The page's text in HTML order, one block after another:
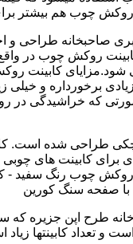
چوب هم بیشتر
صاحبخانه طراحی
روکش چوب در
کابینت
برخورداره و خیلی
که خراشیدگی در
طراحی شده است.
کابینت های چوبی
چوب رنگ سفید -
با صفحه سنگ کورین
طرح اپن جزیره که
تعداد کابینتها زیاد